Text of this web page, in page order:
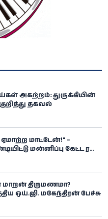
அகற்றம்: துருக்கியின்
தகவல்
மாட்டேன்!" –
மன்னிப்பு கேட்ட ரவி
மாறன் திருமணமா?
ஒய்.ஜி. மகேந்திரன் பேச்சு